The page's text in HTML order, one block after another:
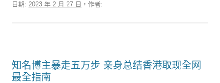
日期: 2023 年 2 月 27 日 ，作者:
知名博主暴走五万步 亲身总结香港取现全网
最全指南